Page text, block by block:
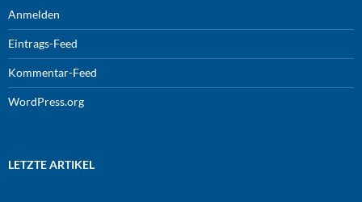
Anmelden
Eintrags-Feed
Kommentar-Feed
WordPress.org
LETZTE ARTIKEL